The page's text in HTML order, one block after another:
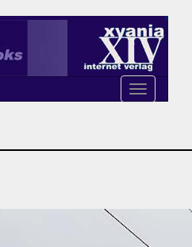
Toggle
navigation